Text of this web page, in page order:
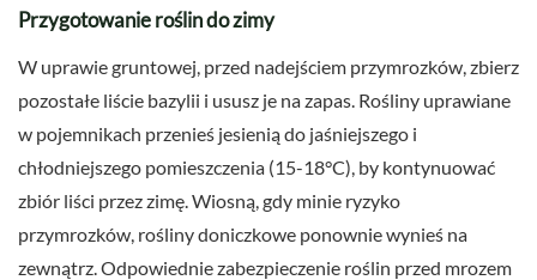
Przygotowanie roślin do zimy
W uprawie gruntowej, przed nadejściem przymrozków, zbierz
pozostałe liście bazylii i ususz je na zapas. Rośliny uprawiane
w pojemnikach przenieś jesienią do jaśniejszego i
chłodniejszego pomieszczenia (15-18°C), by kontynuować
zbiór liści przez zimę. Wiosną, gdy minie ryzyko
przymrozków, rośliny doniczkowe ponownie wynieś na
zewnątrz. Odpowiednie zabezpieczenie roślin przed mrozem